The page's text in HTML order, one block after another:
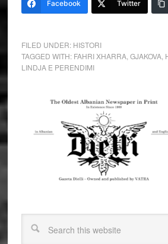
Facebook Twitter
FILED UNDER: HISTORI
TAGGED WITH: FAHRI XHARRA, GJAKOVA,
LINDJA E PERENDIMI